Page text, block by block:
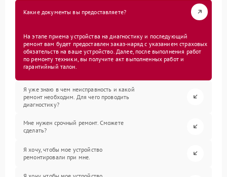
Какие документы вы предоставляете?
На этапе приема устройства на диагностику и последующий
ремонт вам будет предоставлен заказ-наряд с указанием страховых
обязательств на ваше устройство. Далее, после выполнения работ
по ремонту техники, вы получите акт выполненных работ и
гарантийный талон.
Я уже знаю в чем неисправность и какой
ремонт необходим. Для чего проводить
диагностику?
Мне нужен срочный ремонт. Сможете
сделать?
Я хочу, чтобы мое устройство
ремонтировали при мне.